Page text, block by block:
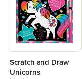
Scratch and Draw
Unicorns